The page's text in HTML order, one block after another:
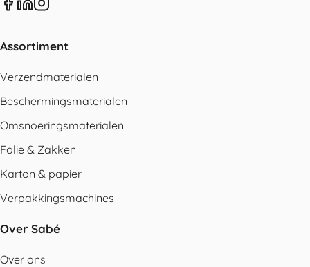
Assortiment
Verzendmaterialen
Beschermingsmaterialen
Omsnoeringsmaterialen
Folie & Zakken
Karton & papier
Verpakkingsmachines
Over Sabé
Over ons